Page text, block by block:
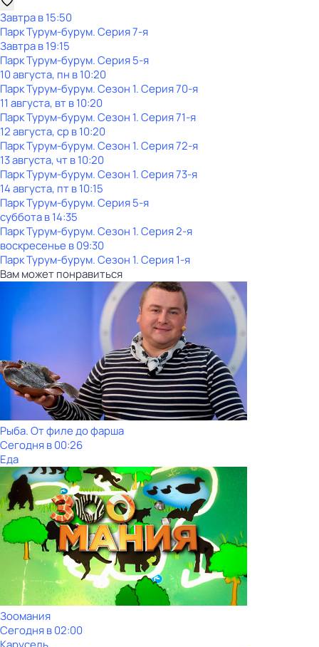
Завтра в 15:50
Парк Турум-бурум. Серия 7-я
Завтра в 19:15
Парк Турум-бурум. Серия 5-я
10 августа, пн в 10:20
Парк Турум-бурум. Сезон 1. Серия 70-я
11 августа, вт в 10:20
Парк Турум-бурум. Сезон 1. Серия 71-я
12 августа, ср в 10:20
Парк Турум-бурум. Сезон 1. Серия 72-я
13 августа, чт в 10:20
Парк Турум-бурум. Сезон 1. Серия 73-я
14 августа, пт в 10:15
Парк Турум-бурум. Серия 5-я
субботав14:35
Парк Турум-бурум. Сезон 1. Серия 2-я
воскресенье в09:30
Парк Турум-бурум. Сезон 1. Серия 1-я
Вам может понравиться
Рыба. От филе до фарша
Сегодня в 00:26
Еда
Зоомания
Сегодня в 02:00